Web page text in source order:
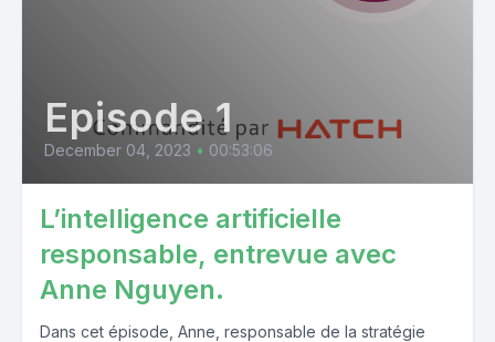
Episode 1
December 04, 2023 • 00:53:06
L’intelligence artificielle
responsable, entrevue avec
Anne Nguyen.
Dans cet épisode, Anne, responsable de la stratégie